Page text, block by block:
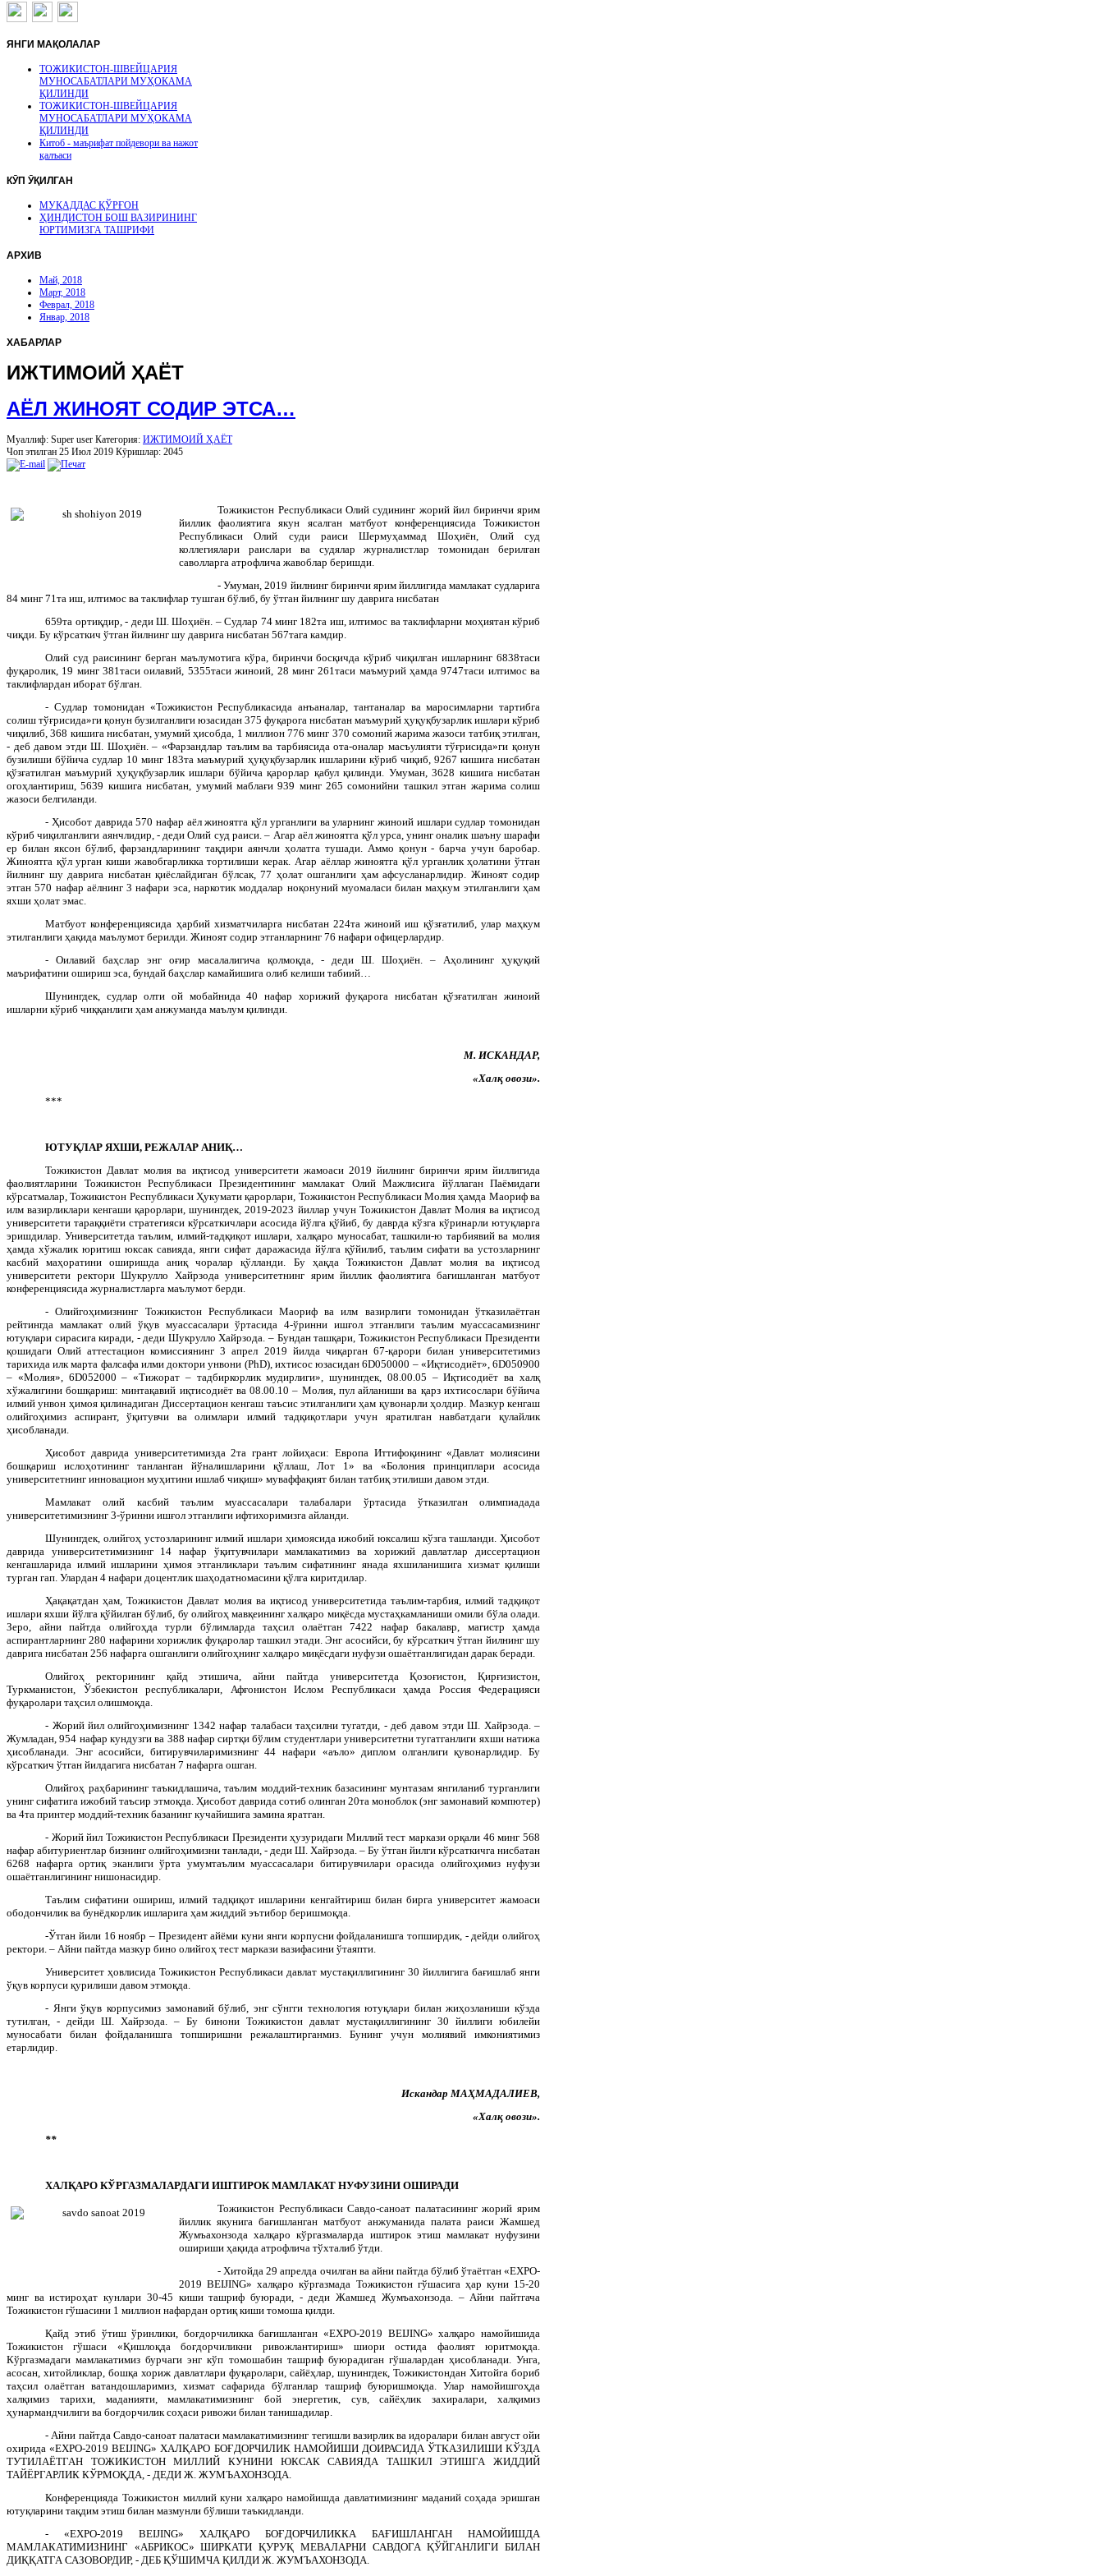
ЯНГИ МАҚОЛАЛАР
ТОЖИКИСТОН-ШВЕЙЦАРИЯ
МУНОСАБАТЛАРИ МУҲОКАМА
ҚИЛИНДИ
ТОЖИКИСТОН-ШВЕЙЦАРИЯ
МУНОСАБАТЛАРИ МУҲОКАМА
ҚИЛИНДИ
Китоб - маърифат пойдевори ва нажот
қалъаси
КӮП ӮҚИЛГАН
МУҚАДДАС ҚЎРҒОН
ҲИНДИСТОН БОШ ВАЗИРИНИНГ
ЮРТИМИЗГА ТАШРИФИ
АРХИВ
Май, 2018
Март, 2018
Феврал, 2018
Январ, 2018
ХАБАРЛАР
ИЖТИМОИЙ ҲАЁТ
АЁЛ ЖИНОЯТ СОДИР ЭТСА…
Муаллиф: Super user Категория: ИЖТИМОИЙ ҲАЁТ
Чоп этилган 25 Июл 2019 Кӯришлар: 2045
Тожикистон Республикаси Олий судининг жорий йил биринчи ярим
йиллик фаолиятига якун ясалган матбуот конференциясида Тожикистон
Республикаси Олий суди раиси Шермуҳаммад Шоҳиён, Олий суд
коллегиялари раислари ва судялар журналистлар томонидан берилган
саволларга атрофлича жавоблар беришди.
-Умуман , 2019 йилнинг биринчи ярим йиллигида мамлакат судларига
84 минг 71 та иш илтимос ва таклифлар тушган бўлиб бу ўтган йилнинг шу даврига нисбатан
659та ортиқдир , - деди Ш.Шоҳиён . –Судлар 74минг 182та иш,илтимос ва таклифларни моҳиятан кўриб
чиқди Бу кўрсаткич ўтган йилнинг шу даврига нисбатан 567тага камдир.
Олий суд раисининг берган маълумотига кўра, биринчи босқичда кўриб чиқилган ишларнинг 6838таси
фуқаролик, 19 минг 381таси оилавий, 5355таси жиноий, 28 минг 261таси маъмурий ҳамда 9747таси илтимос ва
таклифлардан иборат бўлган.
- Судлар томонидан «Тожикистон Республикасида анъаналар, тантаналар ва маросимларни тартибга
солиш тўғрисида»ги қонун бузилганлиги юзасидан 375 фуқарога нисбатан маъмурий ҳуқуқбузарлик ишлари кўриб
чиқилиб, 368 кишига нисбатан, умумий ҳисобда, 1 миллион 776 минг 370 сомоний жарима жазоси татбиқ этилган,
- деб давом этди Ш. Шоҳиён. – «Фарзандлар таълим ва тарбиясида ота-оналар масъулияти тўғрисида»ги қонун
бузилиши бўйича судлар 10 минг 183та маъмурий ҳуқуқбузарлик ишларини кўриб чиқиб, 9267 кишига нисбатан
қўзғатилган маъмурий ҳуқуқбузарлик ишлари бўйича қарорлар қабул қилинди. Умуман, 3628 кишига нисбатан
огоҳлантириш, 5639 кишига нисбатан, умумий маблағи 939 минг 265 сомонийни ташкил этган жарима солиш
жазоси белгиланди.
- Ҳисобот даврида 570 нафар аёл жиноятга қўл урганлиги ва уларнинг жиноий ишлари судлар томонидан
кўриб чиқилганлиги аянчлидир, - деди Олий суд раиси. – Агар аёл жиноятга қўл урса, унинг оналик шаъну шарафи
ер билан яксон бўлиб, фарзандларининг тақдири аянчли ҳолатга тушади. Аммо қонун - барча учун баробар.
Жиноятга қўл урган киши жавобгарликка тортилиши керак. Агар аёллар жиноятга қўл урганлик ҳолатини ўтган
йилнинг шу даврига нисбатан қиёслайдиган бўлсак, 77 ҳолат ошганлиги ҳам афсусланарлидир. Жиноят содир
этган 570 нафар аёлнинг 3 нафари эса, наркотик моддалар ноқонуний муомаласи билан маҳкум этилганлиги ҳам
яхши ҳолат эмас.
Матбуот конференциясида ҳарбий хизматчиларга нисбатан 224та жиноий иш қўзғатилиб, улар маҳкум
этилганлиги ҳақида маълумот берилди. Жиноят содир этганларнинг 76 нафари офицерлардир.
- Оилавий баҳслар энг оғир масалалигича қолмоқда, - деди Ш. Шоҳиён. – Аҳолининг ҳуқуқий
маърифатини ошириш эса, бундай баҳслар камайишига олиб келиши табиий…
Шунингдек, судлар олти ой мобайнида 40 нафар хорижий фуқарога нисбатан қўзғатилган жиноий
ишларни кўриб чиққанлиги ҳам анжуманда маълум қилинди.
М. ИСКАНДАР,
«Халқ овози».
***
ЮТУҚЛАР ЯХШИ, РЕЖАЛАР АНИҚ…
Тожикистон Давлат молия ва иқтисод университети жамоаси 2019 йилнинг биринчи ярим йиллигида
фаолиятларини Тожикистон Республикаси Президентининг мамлакат Олий Мажлисига йўллаган Паёмидаги
кўрсатмалар, Тожикистон Республикаси Ҳукумати қарорлари, Тожикистон Республикаси Молия ҳамда Маориф ва
илм вазирликлари кенгаши қарорлари, шунингдек, 2019-2023 йиллар учун Тожикистон Давлат Молия ва иқтисод
университети тараққиёти стратегияси кўрсаткичлари асосида йўлга қўйиб, бу даврда кўзга кўринарли ютуқларга
эришдилар. Университетда таълим, илмий-тадқиқот ишлари, халқаро муносабат, ташкили-ю тарбиявий ва молия
ҳамда хўжалик юритиш юксак савияда, янги сифат даражасида йўлга қўйилиб, таълим сифати ва устозларнинг
касбий маҳоратини оширишда аниқ чоралар қўлланди. Бу ҳақда Тожикистон Давлат молия ва иқтисод
университети ректори Шукрулло Хайрзода университетнинг ярим йиллик фаолиятига бағишланган матбуот
конференциясида журналистларга маълумот берди.
- Олийгоҳимизнинг Тожикистон Республикаси Маориф ва илм вазирлиги томонидан ўтказилаётган
рейтингда мамлакат олий ўқув муассасалари ўртасида 4-ўринни ишғол этганлиги таълим муассасамизнинг
ютуқлари сирасига киради, - деди Шукрулло Хайрзода. – Бундан ташқари, Тожикистон Республикаси Президенти
қошидаги Олий аттестацион комиссиянинг 3 апрел 2019 йилда чиқарган 67-қарори билан университетимиз
тарихида илк марта фалсафа илми доктори унвони (PhD), ихтисос юзасидан 6D050000 – «Иқтисодиёт», 6D050900
– «Молия», 6D052000 – «Тижорат – тадбиркорлик мудирлиги», шунингдек, 08.00.05 – Иқтисодиёт ва халқ
хўжалигини бошқариш: минтақавий иқтисодиёт ва 08.00.10 – Молия, пул айланиши ва қарз ихтисослари бўйича
илмий унвон ҳимоя қилинадиган Диссертацион кенгаш таъсис этилганлиги ҳам қувонарли ҳолдир. Мазкур кенгаш
олийгоҳимиз аспирант, ўқитувчи ва олимлари илмий тадқиқотлари учун яратилган навбатдаги қулайлик
ҳисобланади.
Ҳисобот даврида университетимизда 2та грант лойиҳаси: Европа Иттифоқининг «Давлат молиясини
бошқариш ислоҳотининг танланган йўналишларини қўллаш, Лот 1» ва «Болония принциплари асосида
университетнинг инновацион муҳитини ишлаб чиқиш» муваффақият билан татбиқ этилиши давом этди.
Мамлакат олий касбий таълим муассасалари талабалари ўртасида ўтказилган олимпиадада
университетимизнинг 3-ўринни ишғол этганлиги ифтихоримизга айланди.
Шунингдек, олийгоҳ устозларининг илмий ишлари ҳимоясида ижобий юксалиш кўзга ташланди. Ҳисобот
даврида университетимизнинг 14 нафар ўқитувчилари мамлакатимиз ва хорижий давлатлар диссертацион
кенгашларида илмий ишларини ҳимоя этганликлари таълим сифатининг янада яхшиланишига хизмат қилиши
турган гап. Улардан 4 нафари доцентлик шаҳодатномасини қўлга киритдилар.
Ҳақақатдан ҳам, Тожикистон Давлат молия ва иқтисод университетида таълим-тарбия, илмий тадқиқот
ишлари яхши йўлга қўйилган бўлиб, бу олийгоҳ мавқеининг халқаро миқёсда мустаҳкамланиши омили бўла олади.
Зеро, айни пайтда олийгоҳда турли бўлимларда таҳсил олаётган 7422 нафар бакалавр, магистр ҳамда
аспирантларнинг 280 нафарини хорижлик фуқаролар ташкил этади. Энг асосийси, бу кўрсаткич ўтган йилнинг шу
даврига нисбатан 256 нафарга ошганлиги олийгоҳнинг халқаро миқёсдаги нуфузи ошаётганлигидан дарак беради.
Олийгоҳ ректорининг қайд этишича, айни пайтда университетда Қозоғистон, Қирғизистон,
Туркманистон, Ўзбекистон республикалари, Афғонистон Ислом Республикаси ҳамда Россия Федерацияси
фуқаролари таҳсил олишмоқда.
- Жорий йил олийгоҳимизнинг 1342 нафар талабаси таҳсилни тугатди, - деб давом этди Ш. Хайрзода. –
Жумладан, 954 нафар кундузги ва 388 нафар сиртқи бўлим студентлари университетни тугатганлиги яхши натижа
ҳисобланади. Энг асосийси, битирувчиларимизнинг 44 нафари «аъло» диплом олганлиги қувонарлидир. Бу
кўрсаткич ўтган йилдагига нисбатан 7 нафарга ошган.
Олийгоҳ раҳбарининг таъкидлашича, таълим моддий-техник базасининг мунтазам янгиланиб турганлиги
унинг сифатига ижобий таъсир этмоқда. Ҳисобот даврида сотиб олинган 20та моноблок (энг замонавий компютер)
ва 4та принтер моддий-техник базанинг кучайишига замина яратган.
- Жорий йил Тожикистон Республикаси Президенти ҳузуридаги Миллий тест маркази орқали 46 минг 568
нафар абитуриентлар бизнинг олийгоҳимизни танлади, - деди Ш. Хайрзода. – Бу ўтган йилги кўрсаткичга нисбатан
6268 нафарга ортиқ эканлиги ўрта умумтаълим муассасалари битирувчилари орасида олийгоҳимиз нуфузи
ошаётганлигининг нишонасидир.
Таълим сифатини ошириш, илмий тадқиқот ишларини кенгайтириш билан бирга университет жамоаси
ободончилик ва бунёдкорлик ишларига ҳам жиддий эътибор беришмоқда.
-Ўтган йили 16 ноябр – Президент айёми куни янги корпусни фойдаланишга топширдик, - дейди олийгоҳ
ректори. – Айни пайтда мазкур бино олийгоҳ тест маркази вазифасини ўтаяпти.
Университет ҳовлисида Тожикистон Республикаси давлат мустақиллигининг 30 йиллигига бағишлаб янги
ўқув корпуси қурилиши давом этмоқда.
- Янги ўқув корпусимиз замонавий бўлиб, энг сўнгги технология ютуқлари билан жиҳозланиши кўзда
тутилган, - дейди Ш. Хайрзода. – Бу бинони Тожикистон давлат мустақиллигининг 30 йиллиги юбилейи
муносабати билан фойдаланишга топширишни режалаштирганмиз. Бунинг учун молиявий имкониятимиз
етарлидир.
Искандар МАҲМАДАЛИЕВ,
«Халқ овози».
**
ХАЛҚАРО КЎРГАЗМАЛАРДАГИ ИШТИРОК МАМЛАКАТ НУФУЗИНИ ОШИРАДИ
Тожикистон Республикаси Савдо-саноат палатасининг жорий ярим
йиллик якунига бағишланган матбуот анжуманида палата раиси Жамшед
Жумъахонзода халқаро кўргазмаларда иштирок этиш мамлакат нуфузини
ошириши ҳақида атрофлича тўхталиб ўтди.
- Хитойда 29 апрелда очилган ва айни пайтда бўлиб ўтаётган «EXPO-
2019BEIJING» халқаро кўргазмада Тожикистон гўшасига ҳар куни 15-20
минг ва истироҳат кунлари 30-45 киши ташриф буюради, - деди Жамшед Жумъахонзода. – Айни пайтгача
Тожикистон гўшасини 1 миллион нафардан ортиқ киши томоша қилди.
Қайд этиб ўтиш ўринлики, боғдорчиликка бағишланган «EXPO-2019 BEIJING» халқаро намойишида
Тожикистон гўшаси «Қишлоқда боғдорчиликни ривожлантириш» шиори остида фаолият юритмоқда.
Кўргазмадаги мамлакатимиз бурчаги энг кўп томошабин ташриф буюрадиган гўшалардан ҳисобланади. Унга,
асосан, хитойликлар, бошқа хориж давлатлари фуқаролари, сайёҳлар, шунингдек, Тожикистондан Хитойга бориб
таҳсил олаётган ватандошларимиз, хизмат сафарида бўлганлар ташриф буюришмоқда. Улар намойишгоҳда
халқимиз тарихи, маданияти, мамлакатимизнинг бой энергетик, сув, сайёҳлик захиралари, халқимиз
ҳунармандчилиги ва боғдорчилик соҳаси ривожи билан танишадилар.
- Айни пайтда Савдо-саноат палатаси мамлакатимизнинг тегишли вазирлик ва идоралари билан август ойи
охирида «EXPO-2019BEIJING» ХАЛҚАРО БОҒДОРЧИЛИК НАМОЙИШИ ДОИРАСИДА ЎТКАЗИЛИШИ КЎЗДА
ТУТИЛАЁТГАН ТОЖИКИСТОН МИЛЛИЙ КУНИНИ ЮКСАК САВИЯДА ТАШКИЛ ЭТИШГА ЖИДДИЙ
ТАЙЁРГАРЛИК КЎРМОҚДА, - ДЕДИ Ж. ЖУМЪАХОНЗОДА.
Конференцияда Тожикистон миллий куни халқаро намойишда давлатимизнинг маданий соҳада эришган
ютуқларини тақдим этиш билан мазмунли бўлиши таъкидланди.
- «EXPO-2019BEIJING» ХАЛҚАРО БОҒДОРЧИЛИККА БАҒИШЛАНГАН НАМОЙИШДА
МАМЛАКАТИМИЗНИНГ «АБРИКОС» ШИРКАТИ ҚУРУҚ МЕВАЛАРНИ САВДОГА ҚЎЙГАНЛИГИ БИЛАН
ДИҚҚАТГА САЗОВОРДИР, - ДЕБ ҚЎШИМЧА ҚИЛДИ Ж. ЖУМЪАХОНЗОДА.